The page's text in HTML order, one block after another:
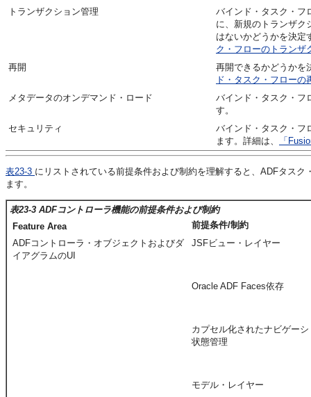
トランザクション管理
バインド・タスク・フ
に、新規のトランザク
はないかどうかを決定
ク・フローのトランザ
再開
再開できるかどうかを
ド・タスク・フローの
メタデータのオンデマンド・ロード
バインド・タスク・フ
す。
セキュリティ
バインド・タスク・フ
ます。詳細は、
「
表23-3 にリストされている前提条件および制約を理解すると、ADFタス
ます。
表23-3 ADFコントローラ機能の前提条件および制約
Feature Area
前提条件/制約
ADFコントローラ・オブジェクトおよびダ
イアグラムのUI
JSFビュー・レイヤー
Oracle ADF Faces依存
カプセル化されたナビゲー
状態管理
モデル・レイヤー